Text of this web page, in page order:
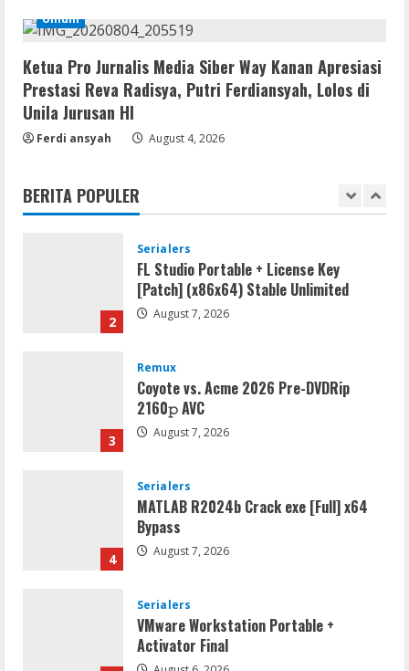
Umum
Ketua Pro Jurnalis Media Siber Way Kanan Apresiasi
Prestasi Reva Radisya, Putri Ferdiansyah, Lolos di
Unila Jurusan HI
Ferdi ansyah August 4, 2026
BERITA POPULER
5
VMware Workstation Portable +
August 6, 2026
1
VL
Microsoft Office Auto-Activated
2
Serialers
FL Studio Portable + License Key
[Patch] (x86x64) Stable Unlimited
August 7, 2026
3
Remux
Coyote vs. Acme 2026 Pre-DVDRip
2160𝚙 AVC
August 7, 2026
4
Serialers
MATLAB R2024b Crack exe [Full] x64
Bypass
August 7, 2026
Serialers
VMware Workstation Portable +
Activator Final